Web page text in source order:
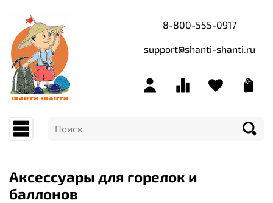
8-800-555-0917
support@shanti-shanti.ru
Аксессуары для горелок и
баллонов